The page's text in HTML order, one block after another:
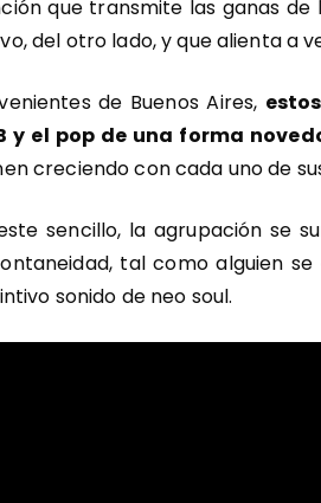
que transmite las ganas
del otro lado, y que alienta a
de Buenos Aires,
y el pop de una forma
creciendo con cada uno de
sencillo, la agrupación se
tal como alguien
sonido de neo soul.